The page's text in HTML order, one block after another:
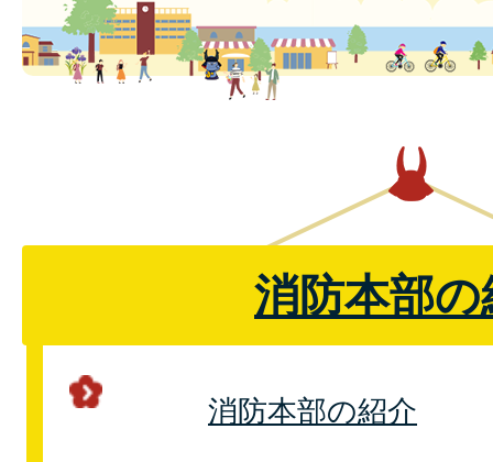
消防本部の
消防本部の紹介